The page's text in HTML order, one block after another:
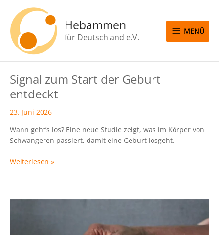
Inhalt
springen
Hebammen
für Deutschland e.V.
MENÜ
Signal zum Start der Geburt
entdeckt
23. Juni 2026
Wann geht’s los? Eine neue Studie zeigt, was im Körper von
Schwangeren passiert, damit eine Geburt losgeht.
Signal
zum
Start
der
entdeckt
Weiterlesen »
Seitennummerierung